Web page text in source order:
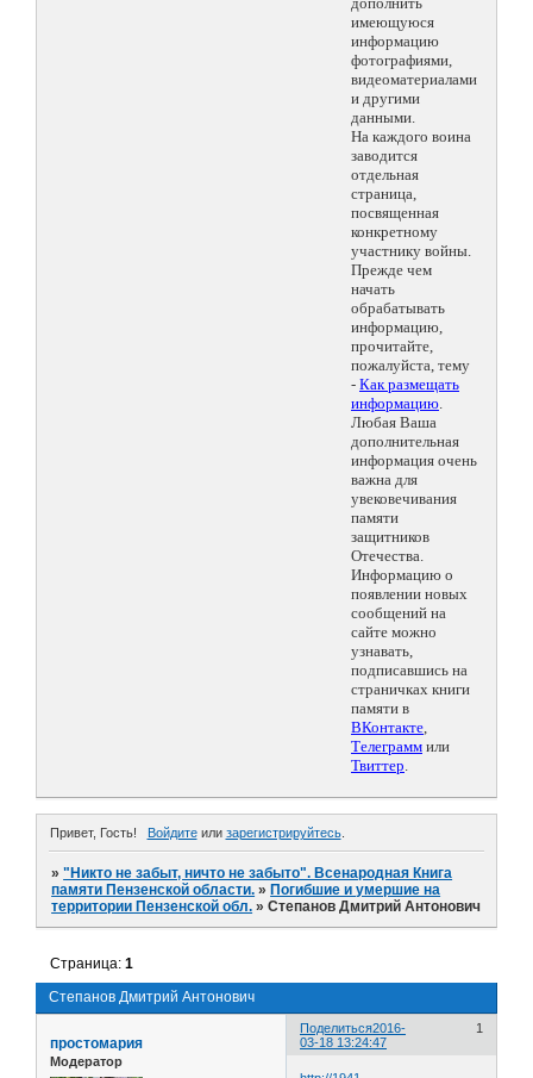
имеющуюся
информацию
фотографиями,
видеоматериалами
и другими
данными.
На каждого воина
заводится
отдельная
страница,
посвященная
конкретному
участнику войны.
Прежде чем
начать
обрабатывать
информацию,
прочитайте,
пожалуйста, тему
- Как размещать
информацию.
Любая Ваша
дополнительная
информация очень
важна для
увековечивания
памяти
защитников
Отечества.
Информацию о
появлении новых
сообщений на
сайте можно
узнавать,
подписавшись на
страничках книги
памяти в
ВКонтакте,
Телеграмм или
Твиттер.
Привет, Гость! Войдитеили зарегистрируйтесь.
»"Никто не забыт, ничто не забыто". Всенародная Книга
памяти Пензенской области. » Погибшие и умершие на
территории Пензенской обл. »Степанов Дмитрий Антонович
Степанов Дмитрий Антонович
Страница:1
Поделиться 1
2016-
03-18 13:24:47
простомария
Модератор